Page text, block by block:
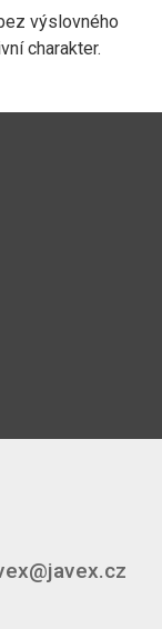
výslovného
charakter.